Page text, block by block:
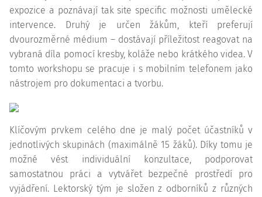
expozice a poznávají tak site specific možnosti umělecké
intervence. Druhý je určen žákům, kteří preferují
dvourozměrné médium – dostávají příležitost reagovat na
vybraná díla pomocí kresby, koláže nebo krátkého videa. V
tomto workshopu se pracuje i s mobilním telefonem jako
nástrojem pro dokumentaci a tvorbu.
Klíčovým prvkem celého dne je malý počet účastníků v
jednotlivých skupinách (maximálně 15 žáků). Díky tomu je
možné vést individuální konzultace, podporovat
samostatnou práci a vytvářet bezpečné prostředí pro
vyjádření. Lektorský tým je složen z odborníků z různých